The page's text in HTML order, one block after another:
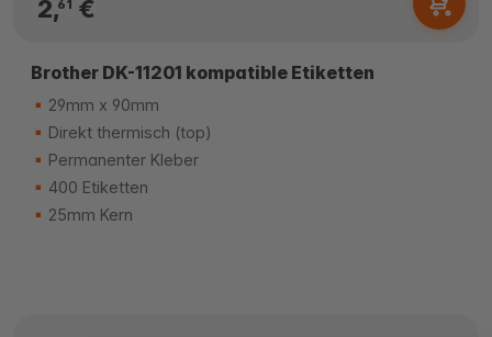
2,61 €
Brother DK-11201 kompatible Etiketten
29mm x 90mm
Direkt thermisch (top)
Permanenter Kleber
400 Etiketten
25mm Kern